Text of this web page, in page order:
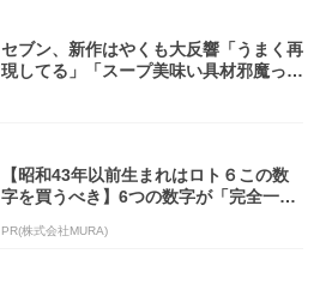
セブン、新作はやくも大反響「うまく再
現してる」「スープ美味い具材邪魔って
【昭和43年以前生まれはロト６この数
字を買うべき】6つの数字が「完全一
PR(株式会社MURA)